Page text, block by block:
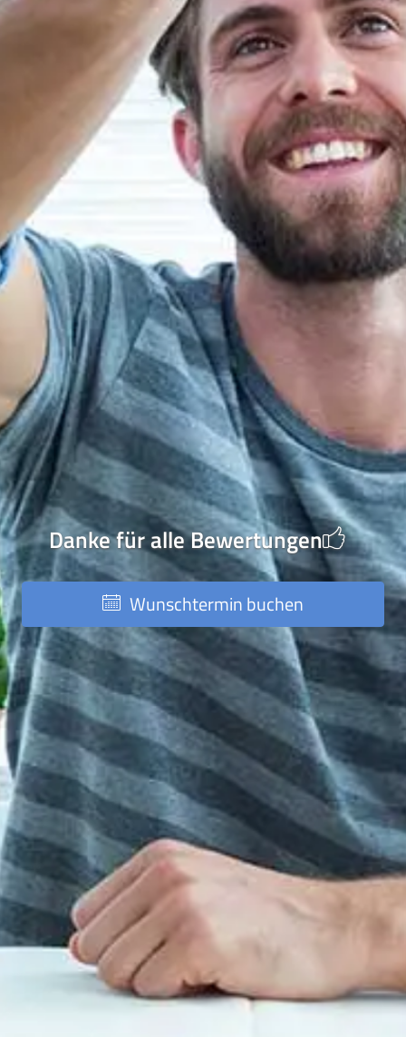
Danke für alle Bewertungen
Wunschtermin buchen